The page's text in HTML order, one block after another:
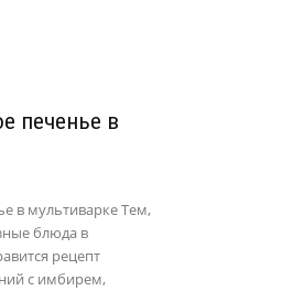
печенье в
в мультиварке Тем,
блюда в
рецепт
с имбирем,